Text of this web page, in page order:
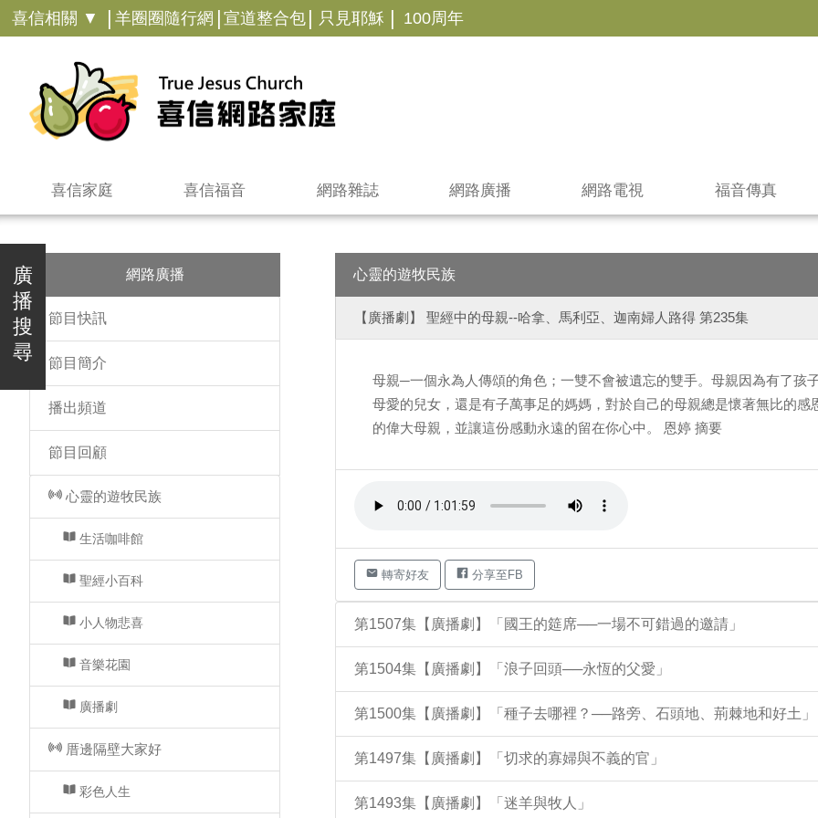
喜信相關 ▼ | 羊圈圈隨行網 | 宣道整合包 | 只見耶穌 | 100周年
喜信家庭 喜信福音 網路雜誌 網路廣播 網路電視 福音傳真
廣
播
搜
尋
網路廣播
節目快訊
節目簡介
播出頻道
節目回顧
心靈的遊牧民族
生活咖啡館
聖經小百科
小人物悲喜
音樂花園
廣播劇
厝邊隔壁大家好
彩色人生
心靈的遊牧民族
【廣播劇】 聖經中的母親--哈拿、馬利亞、迦南婦人路得 第235集
母親─一個永為人傳頌的角色；一雙不會被遺忘的雙手。母親因為有了孩
母愛的兒女，還是有子萬事足的媽媽，對於自己的母親總是懷著無比的
的偉大母親，並讓這份感動永遠的留在你心中。 恩婷 摘要
轉寄好友 分享至FB
第1507集【廣播劇】「國王的筵席──一場不可錯過的邀請」
第1504集【廣播劇】「浪子回頭──永恆的父愛」
第1500集【廣播劇】「種子去哪裡？──路旁、石頭地、荊棘地和好土」
第1497集【廣播劇】「切求的寡婦與不義的官」
第1493集【廣播劇】「迷羊與牧人」